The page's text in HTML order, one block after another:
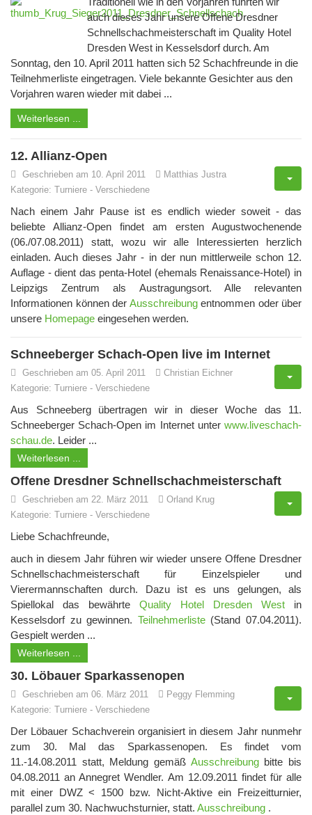
auch dieses Jahr unsere Offene Dresdner
Schnellschachmeisterschaft im Quality Hotel
Dresden West in Kesselsdorf durch. Am
Sonntag, den 10. April 2011 hatten sich 52 Schachfreunde in die
Teilnehmerliste eingetragen. Viele bekannte Gesichter aus den
Vorjahren waren wieder mit dabei ...
Weiterlesen ...
12. Allianz-Open
Geschrieben am 10. April 2011
Matthias Justra
Kategorie: Turniere - Verschiedene
Nach einem Jahr Pause ist es endlich wieder soweit - das
beliebte Allianz-Open findet am ersten Augustwochenende
(06./07.08.2011) statt, wozu wir alle Interessierten herzlich
einladen. Auch dieses Jahr - in der nun mittlerweile schon 12.
Auflage - dient das penta-Hotel (ehemals Renaissance-Hotel) in
Leipzigs Zentrum als Austragungsort. Alle relevanten
Informationen können der Ausschreibungentnommen oder über
unsere Homepage eingesehen werden.
Schneeberger Schach-Open live im Internet
Geschrieben am 05. April 2011
Christian Eichner
Kategorie: Turniere - Verschiedene
Aus Schneeberg übertragen wir in dieser Woche das 11.
Schneeberger Schach-Open im Internet unter www.liveschach-
schau.de. Leider ...
Weiterlesen ...
Offene Dresdner Schnellschachmeisterschaft
Geschrieben am 22. März 2011
Orland Krug
Kategorie: Turniere - Verschiedene
Liebe Schachfreunde,
auch in diesem Jahr führen wir wieder unsere Offene Dresdner
Schnellschachmeisterschaft für Einzelspieler und
Vierermannschaften durch. Dazu ist es uns gelungen, als
Spiellokal das bewährte Quality Hotel Dresden West in
Kesselsdorf zu gewinnen. Teilnehmerliste (Stand 07.04.2011).
Gespielt werden ...
Weiterlesen ...
30. Löbauer Sparkassenopen
Geschrieben am 06. März 2011
Peggy Flemming
Kategorie: Turniere - Verschiedene
Der Löbauer Schachverein organisiert in diesem Jahr nunmehr
zum 30. Mal das Sparkassenopen. Es findet vom
11.-14.08.2011 statt, Meldung gemäß Ausschreibungbitte bis
04.08.2011 an Annegret Wendler. Am 12.09.2011 findet für alle
mit einer DWZ < 1500 bzw. Nicht-Aktive ein Freizeitturnier,
parallel zum 30. Nachwuchsturnier, statt. Ausschreibung .